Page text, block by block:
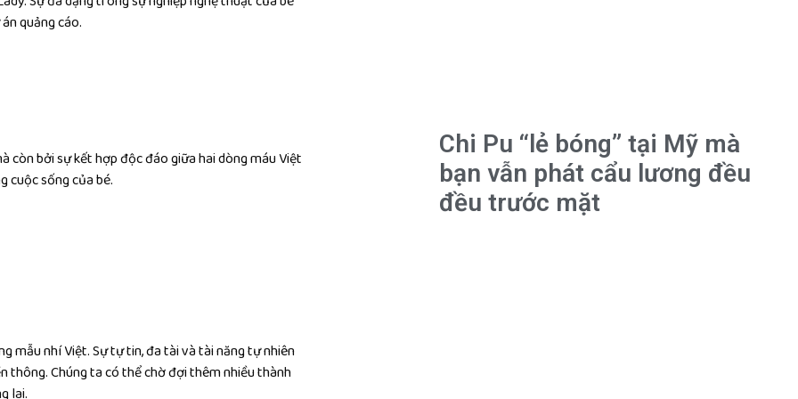
quảng cáo.
còn bởi sự kết hợp độc đáo giữa hai dòng máu Việt
cuộc sống của bé.
mẫu nhí Việt. Sự tự tin, đa tài và tài năng tự nhiên
thông. Chúng ta có thể chờ đợi thêm nhiều thành
lai.
Chi Pu “lẻ bóng” tại Mỹ mà
bạn vẫn phát cẩu lương đều
đều trước mặt